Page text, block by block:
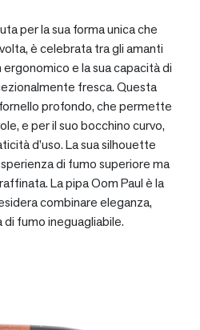
per la sua forma unica che
è celebrata tra gli amanti
e la sua capacità di
fresca. Questa
profondo, che permette
e per il suo bocchino curvo,
d’uso. La sua silhouette
di fumo superiore ma
La pipa Oom Paul è la
combinare eleganza,
di fumo ineguagliabile.